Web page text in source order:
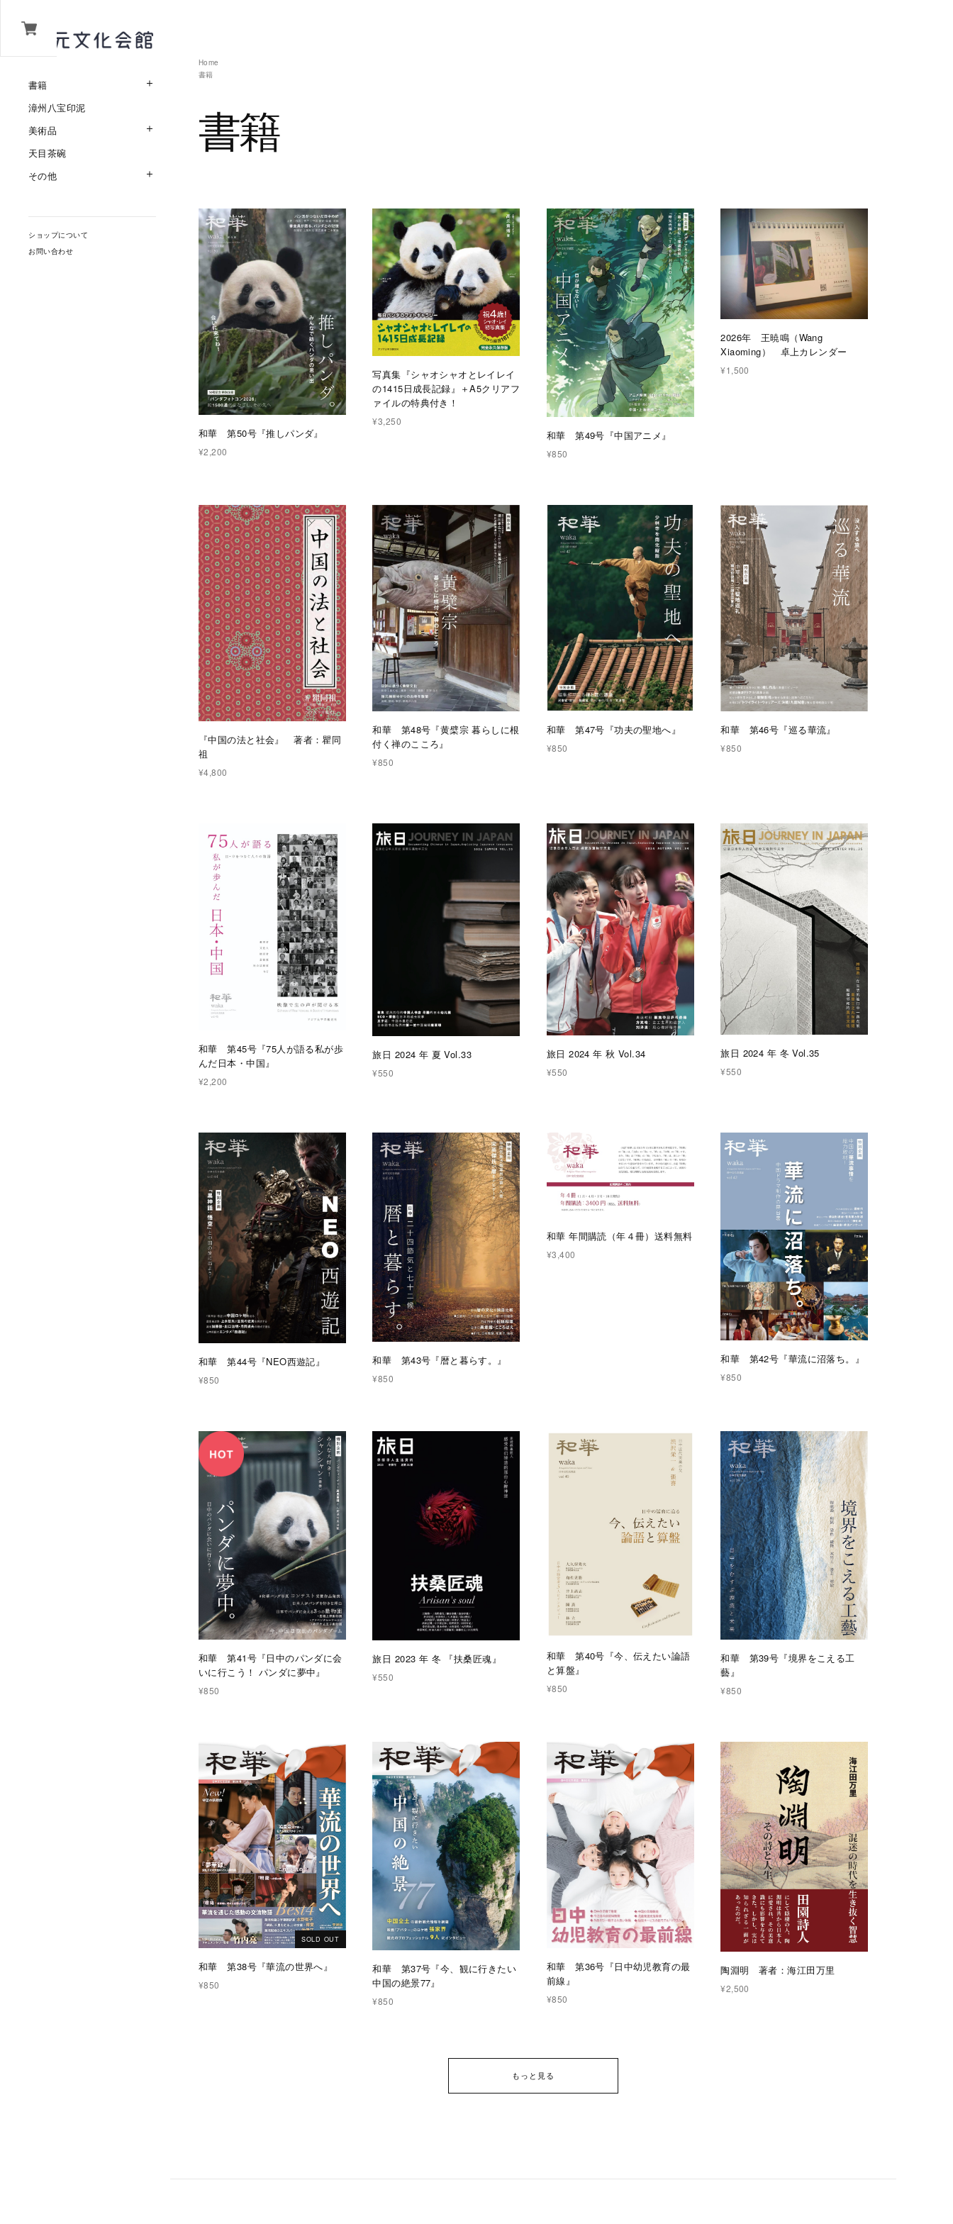
書籍
子カテゴリーを表示
漳州八宝印泥
美術品
子カテゴリーを表示
天目茶碗
その他
子カテゴリーを表示
ショップについて
お問い合わせ
Home
書籍
書籍
和華 第50号『推しパンダ』
¥2,200
写真集『シャオシャオとレイレイ
の1415日成長記録』＋A5クリアフ
ァイルの特典付き！
¥3,250
和華 第49号『中国アニメ』
¥850
2026年 王暁鳴（Wang
Xiaoming） 卓上カレンダー
¥1,500
『中国の法と社会』 著者：瞿同
祖
¥4,800
和華 第48号『黄檗宗 暮らしに根
付く禅のこころ』
¥850
和華 第47号『功夫の聖地へ』
¥850
和華 第46号『巡る華流』
¥850
和華 第45号『75人が語る私が歩
んだ日本・中国』
¥2,200
旅日 2024 年 夏 Vol.33
¥550
旅日 2024 年 秋 Vol.34
¥550
旅日 2024 年 冬 Vol.35
¥550
和華 第44号『NEO西遊記』
¥850
和華 第43号『暦と暮らす。』
¥850
和華 年間購読（年４冊）送料無料
¥3,400
和華 第42号『華流に沼落ち。』
¥850
和華 第41号『日中のパンダに会
いに行こう！ パンダに夢中』
¥850
旅日 2023 年 冬 『扶桑匠魂』
¥550
和華 第40号『今、伝えたい論語
と算盤』
¥850
和華 第39号『境界をこえる工
藝』
¥850
SOLD OUT
和華 第38号『華流の世界へ』
¥850
和華 第37号『今、観に行きたい
中国の絶景77』
¥850
和華 第36号『日中幼児教育の最
前線』
¥850
陶淵明 著者：海江田万里
¥2,500
もっと見る